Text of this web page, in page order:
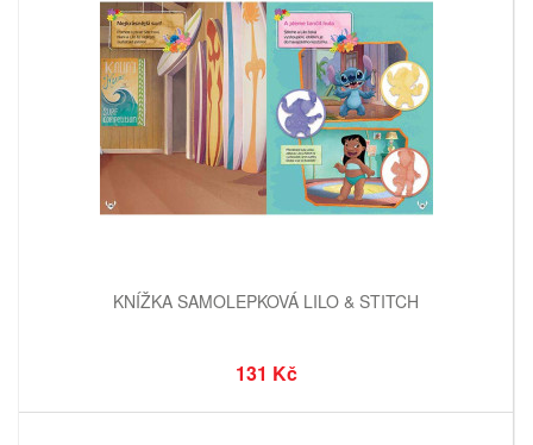
KNÍŽKA SAMOLEPKOVÁ LILO & STITCH
131 Kč